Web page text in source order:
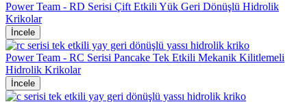
Power Team - RD Serisi Çift Etkili Yük Geri Dönüşlü Hidrolik
Krikolar
İncele
Power Team - RC Serisi Pancake Tek Etkili Mekanik Kilitlemeli
Hidrolik Krikolar
İncele